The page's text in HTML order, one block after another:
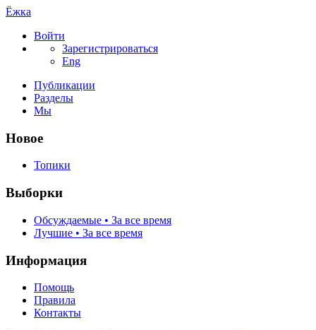
Ёжка
Войти
Зарегистрироваться
Eng
Публикации
Разделы
Мы
Новое
Топики
Выборки
Обсуждаемые • За все время
Лучшие • За все время
Информация
Помощь
Правила
Контакты